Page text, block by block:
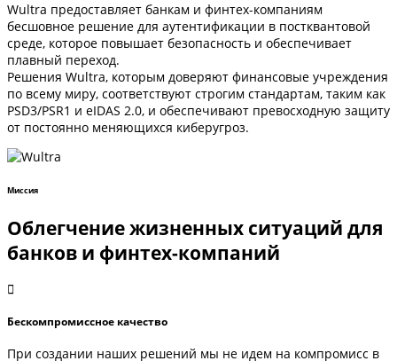
Wultra предоставляет банкам и финтех-компаниям
бесшовное решение для аутентификации в постквантовой
среде, которое повышает безопасность и обеспечивает
плавный переход.
Решения Wultra, которым доверяют финансовые учреждения
по всему миру, соответствуют строгим стандартам, таким как
PSD3/PSR1 и eIDAS 2.0, и обеспечивают превосходную защиту
от постоянно меняющихся киберугроз.
Миссия
Облегчение жизненных ситуаций для
банков и финтех-компаний
Бескомпромиссное качество
При создании наших решений мы не идем на компромисс в